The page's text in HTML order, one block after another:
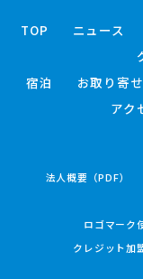
TOP ニュース
宿泊
お取り寄
アク
法人概要（PDF）
ロゴマーク
クレジット加